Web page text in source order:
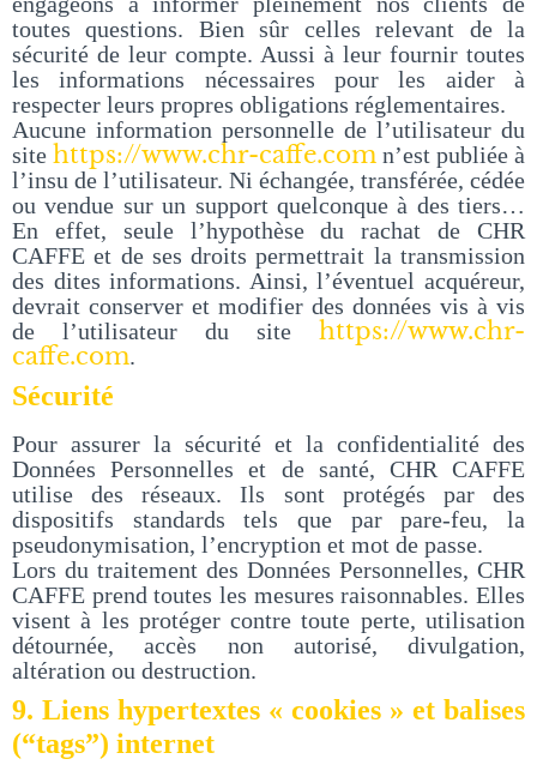
toutes questions. Bien sûr celles relevant de la
sécurité de leur compte. Aussi à leur fournir toutes
les informations nécessaires pour les aider à
respecter leurs propres obligations réglementaires.
Aucune information personnelle de l’utilisateur du
site https://www.chr-caffe.com n’est publiée à
l’insu de l’utilisateur. Ni échangée, transférée, cédée
ou vendue sur un support quelconque à des tiers…
En effet, seule l’hypothèse du rachat de CHR
CAFFE et de ses droits permettrait la transmission
des dites informations. Ainsi, l’éventuel acquéreur,
devrait conserver et modifier des données vis à vis
de l’utilisateur du site https://www.chr-
caffe.com.
Sécurité
Pour assurer la sécurité et la confidentialité des
Données Personnelles et de santé, CHR CAFFE
utilise des réseaux. Ils sont protégés par des
dispositifs standards tels que par pare-feu, la
pseudonymisation, l’encryption et mot de passe.
Lors du traitement des Données Personnelles, CHR
CAFFE prend toutes les mesures raisonnables. Elles
visent à les protéger contre toute perte, utilisation
détournée, accès non autorisé, divulgation,
altération ou destruction.
9. Liens hypertextes « cookies » et balises
(“tags”) internet